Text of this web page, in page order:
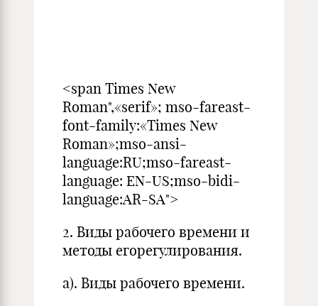
<span Times New
Roman",«serif»; mso-fareast-
font-family:«Times New
Roman»;mso-ansi-
language:RU;mso-fareast-
language: EN-US;mso-bidi-
language:AR-SA">
2. Виды рабочего времени и
методы егорегулирования.
а). Виды рабочего времени.